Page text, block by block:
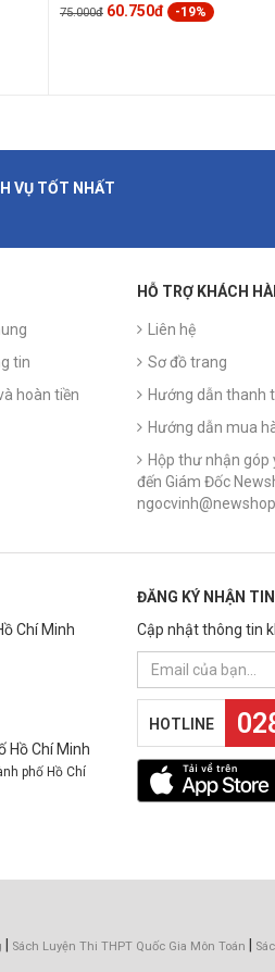
75.000đ 60.750đ -19%
VỤ TỐT NHẤT
tin
hoàn tiền
HỖ TRỢ KHÁCH
Liên hệ
Sơ đồ trang
Hướng dẫn thanh
Hướng dẫn mua
Hộp thư nhận góp
đến Giám Đốc
Chí Minh
Hồ Chí Minh
phố Hồ Chí
ĐĂNG KÝ NHẬN
Cập nhật thông tin
HOTLINE
Sách Luyện Thi THPT Quốc Gia Môn Toán